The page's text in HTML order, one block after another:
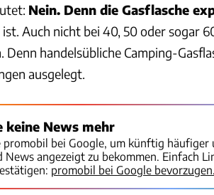
Nein. Denn die Gasflasche
Auch nicht bei 40, 50 oder sogar
Denn handelsübliche Camping-
ausgelegt.
keine News mehr
promobil bei Google, um künftig häufiger
News angezeigt zu bekommen. Einfach
promobil bei Google bevorzugen.